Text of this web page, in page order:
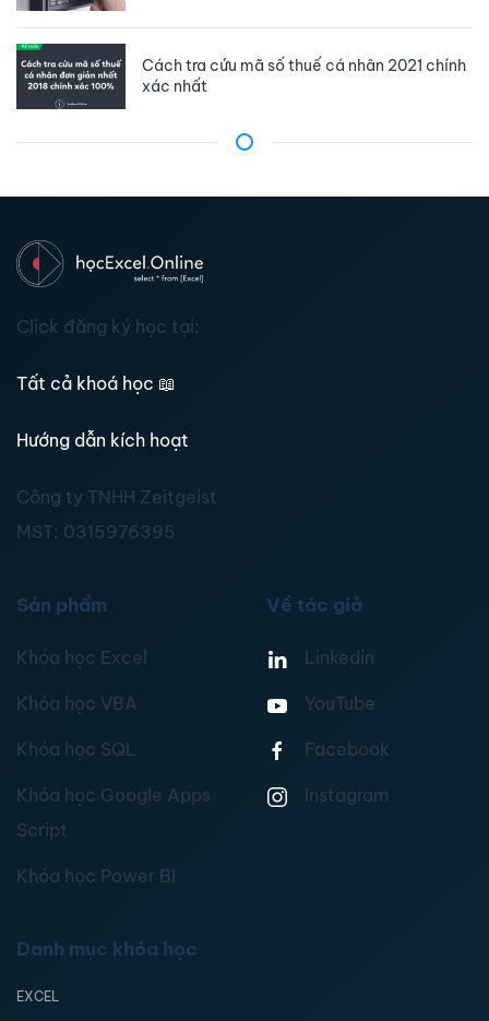
Cách tra cứu mã số thuế cá nhân 2021 chính
xác nhất
Click đăng ký học tại:
Tất cả khoá học 📖
Hướng dẫn kích hoạt
Công ty TNHH Zeitgeist
MST: 0315976395
Sản phẩm
Khóa học Excel
Khóa học VBA
Khóa học SQL
Khóa học Google Apps
Script
Khóa học Power BI
Về tác giả
Linkedin
YouTube
Facebook
Instagram
Danh mục khóa học
EXCEL